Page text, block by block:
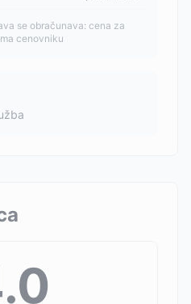
se obračunava: cena za
cenovniku